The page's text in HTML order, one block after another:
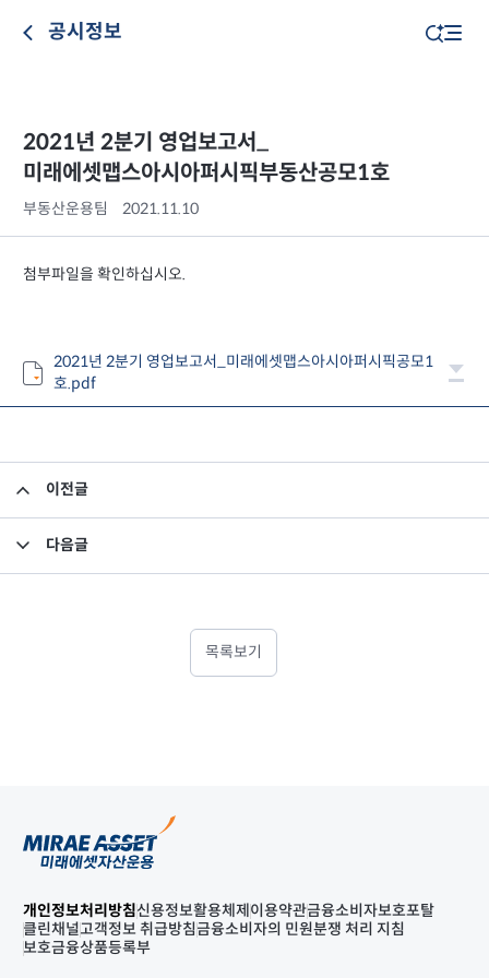
공시정보
2021년 2분기 영업보고서_
미래에셋맵스아시아퍼시픽부동산공모1호
부동산운용팀 2021.11.10
첨부파일을 확인하십시오.
2021년 2분기 영업보고서_미래에셋맵스아시아퍼시픽공모1
호.pdf
이전글
다음글
목록보기
개인정보처리방침신용정보활용체제 이용약관금융소비자보호포탈
클린채널고객정보 취급방침금융소비자의 민원분쟁 처리 지침
보호금융상품등록부